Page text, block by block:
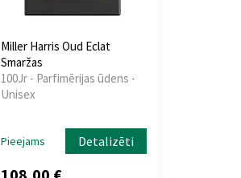
Miller Harris Oud Eclat
Smaržas
100Jr - Parfimērijas ūdens -
Unisex
Pieejams Detalizēti
108,00 €